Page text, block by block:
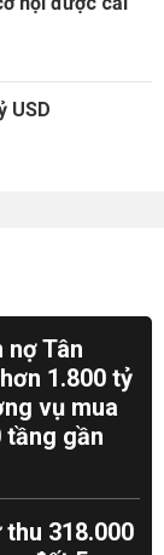
USD
nợ Tân
1.800 tỷ
vụ mua
tầng gần
318.000